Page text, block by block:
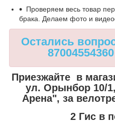
Проверяем весь товар
брака. Делаем фото и
Остались
Приезжайте в
ул. Орынбор 10/
Арена", за
2 Гис в